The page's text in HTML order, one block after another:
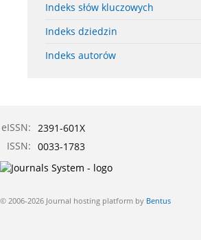
Indeks słów kluczowych
Indeks dziedzin
Indeks autorów
eISSN: 2391-601X
ISSN: 0033-1783
© 2006-2026 Journal hosting platform by Bentus